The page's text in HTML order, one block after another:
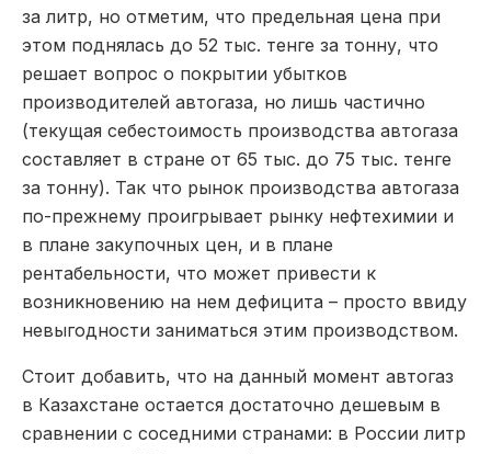
за литр, но отметим, что предельная цена при
этом поднялась до 52 тыс. тенге за тонну, что
решает вопрос о покрытии убытков
производителей автогаза, но лишь частично
(текущая себестоимость производства автогаза
составляет в стране от 65 тыс. до 75 тыс. тенге
за тонну). Так что рынок производства автогаза
по-прежнему проигрывает рынку нефтехимии и
в плане закупочных цен, и в плане
рентабельности, что может привести к
возникновению на нем дефицита – просто ввиду
невыгодности заниматься этим производством.
Стоит добавить, что на данный момент автогаз
в Казахстане остается достаточно дешевым в
сравнении с соседними странами: в России литр